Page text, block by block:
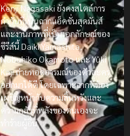
Kenji Nagasaki ยังคงสไตล์การ
กำกับที่เน้นฉากแอ็คชั่นสุดมันส์
และงานภาพที่เป็นเอกลักษณ์ของ
ซีรีส์นี้ Daiki Yamashita,
Nobuhiko Okamoto และ Yûki
Kaji ถ่ายทอดอารมณ์ของตัวละคร
ออกมาได้ดี โดยเฉพาะฉากที่ต้อง
เผชิญหน้ากับความสิ้นหวังและ
ความกลัวที่พลังของตนเองจะ
ทำร้ายผู้อื่น